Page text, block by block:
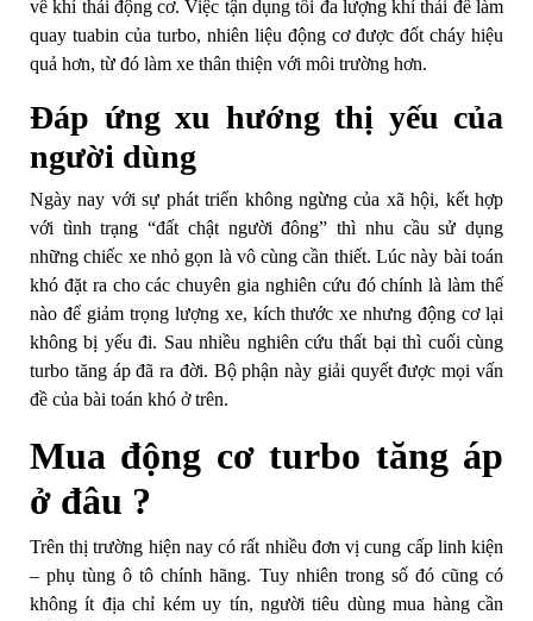
về khí thải động cơ. Việc tận dụng tối đa lượng khí thải để làm
quay tuabin của turbo, nhiên liệu động cơ được đốt cháy hiệu
quả hơn, từ đó làm xe thân thiện với môi trường hơn.
Đáp ứng xu hướng thị yếu của
người dùng
Ngày nay với sự phát triển không ngừng của xã hội, kết hợp
với tình trạng “đất chật người đông” thì nhu cầu sử dụng
những chiếc xe nhỏ gọn là vô cùng cần thiết. Lúc này bài toán
khó đặt ra cho các chuyên gia nghiên cứu đó chính là làm thế
nào để giảm trọng lượng xe, kích thước xe nhưng động cơ lại
không bị yếu đi. Sau nhiều nghiên cứu thất bại thì cuối cùng
turbo tăng áp đã ra đời. Bộ phận này giải quyết được mọi vấn
đề của bài toán khó ở trên.
Mua động cơ turbo tăng áp
ở đâu ?
Trên thị trường hiện nay có rất nhiều đơn vị cung cấp linh kiện
– phụ tùng ô tô chính hãng. Tuy nhiên trong số đó cũng có
không ít địa chỉ kém uy tín, người tiêu dùng mua hàng cần